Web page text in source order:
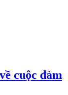
cuộc đàm